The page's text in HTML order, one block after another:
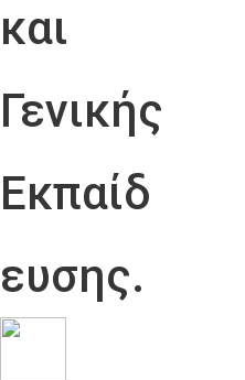
και
Γενικής
Εκπαίδ
ευσης.